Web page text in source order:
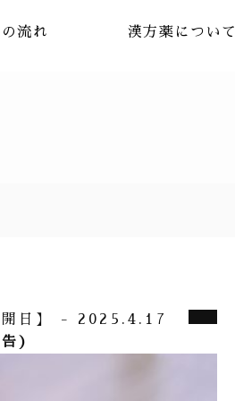
流れ 漢方薬について
開日】 - 2025.4.17
)